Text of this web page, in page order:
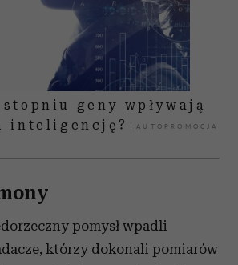
geny wpływają
inteligencję?
pomysł wpadli
którzy dokonali pomiarów